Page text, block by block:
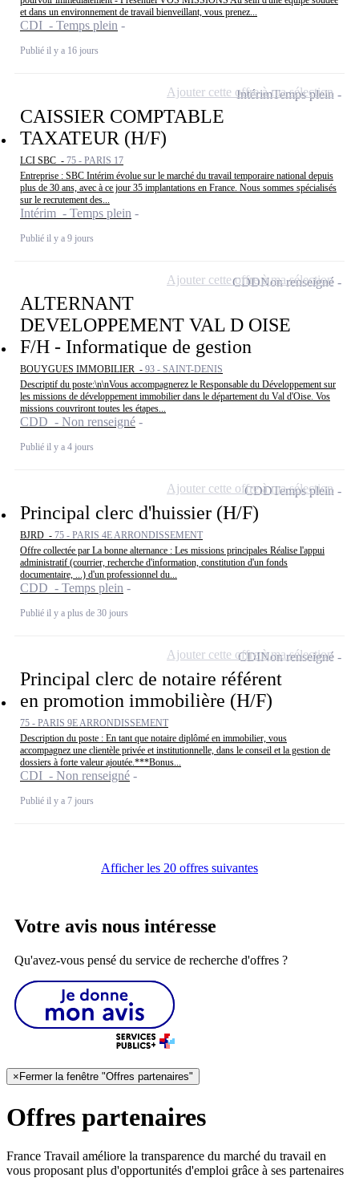
et dans un environnement de travail bienveillant, vous prenez...
CDI - Temps plein
Publié il y a 16 jours
CAISSIER COMPTABLE
TAXATEUR (H/F)
LCI SBC - 75 - PARIS 17
Entreprise : SBC Intérim évolue sur le marché du travail temporaire national depuis
plus de 30 ans, avec à ce jour 35 implantations en France. Nous sommes spécialisés
sur le recrutement des...
Intérim - Temps plein
Publié il y a 9 jours
IntérimTemps plein
Ajouter cette offre à ma sélection
ALTERNANT
DEVELOPPEMENT VAL D OISE
F/H - Informatique de gestion
BOUYGUES IMMOBILIER - 93 - SAINT-DENIS
Descriptif du poste:\n\nVous accompagnerez le Responsable du Développement sur
les missions de développement immobilier dans le département du Val d'Oise. Vos
missions couvriront toutes les étapes...
CDD - Non renseigné
Publié il y a 4 jours
CDDNon renseigné
Ajouter cette offre à ma sélection
Principal clerc d'huissier (H/F)
BJRD - 75 - PARIS 4E ARRONDISSEMENT
Offre collectée par La bonne alternance : Les missions principales Réalise l'appui
administratif (courrier, recherche d'information, constitution d'un fonds
documentaire, ...) d'un professionnel du...
CDD - Temps plein
Publié il y a plus de 30 jours
CDDTemps plein
Ajouter cette offre à ma sélection
Principal clerc de notaire référent
en promotion immobilière (H/F)
75 - PARIS 9E ARRONDISSEMENT
Description du poste : En tant que notaire diplômé en immobilier, vous
accompagnez une clientèle privée et institutionnelle, dans le conseil et la gestion de
dossiers à forte valeur ajoutée.***Bonus...
CDI - Non renseigné
Publié il y a 7 jours
CDINon renseigné
Ajouter cette offre à ma sélection
Afficher les 20 offres suivantes
Votre avis nous intéresse
Qu'avez-vous pensé du service de recherche d'offres ?
× Fermer la fenêtre "Offres partenaires"
Offres partenaires
France Travail améliore la transparence du marché du travail en
vous proposant plus d'opportunités d'emploi grâce à ses partenaires